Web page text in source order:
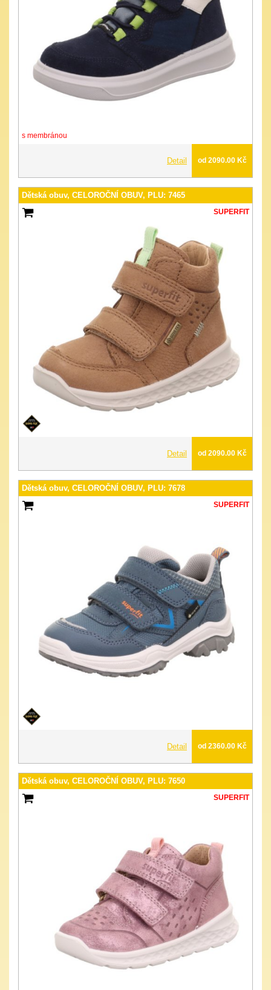
s membránou
Detail od 2090.00 Kč
Dětská obuv, CELOROČNÍ OBUV, PLU: 7465
SUPERFIT
Detail od 2090.00 Kč
Dětská obuv, CELOROČNÍ OBUV, PLU: 7678
SUPERFIT
Detail od 2360.00 Kč
Dětská obuv, CELOROČNÍ OBUV, PLU: 7650
SUPERFIT